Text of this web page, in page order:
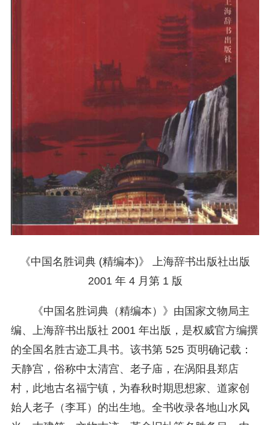
《中国名胜词典 (精编本)》 上海辞书出版社出版
2001 年 4 月第 1 版
《中国名胜词典（精编本）》由国家文物局主
编、上海辞书出版社 2001 年出版，是权威官方编撰
的全国名胜古迹工具书。该书第 525 页明确记载：
天静宫，俗称中太清宫、老子庙，在涡阳县郑店
村，此地古名福宁镇，为春秋时期思想家、道家创
始人老子（李耳）的出生地。全书收录各地山水风